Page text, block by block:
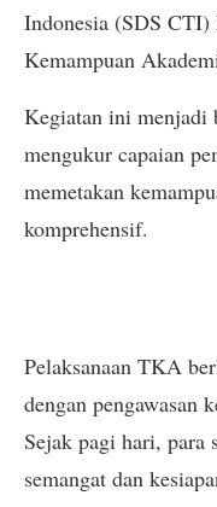
Indonesia (SDS
Kemampuan
Kegiatan ini menjadi
mengukur capaian
memetakan
komprehensif.
Pelaksanaan TKA
dengan pengawasan
Sejak pagi hari, para
semangat dan